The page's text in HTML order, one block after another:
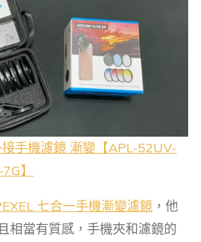
手機濾鏡 漸變【APL-52UV-
】
七合一手機漸變濾鏡 ，他
相當有質感，手機夾和濾鏡的